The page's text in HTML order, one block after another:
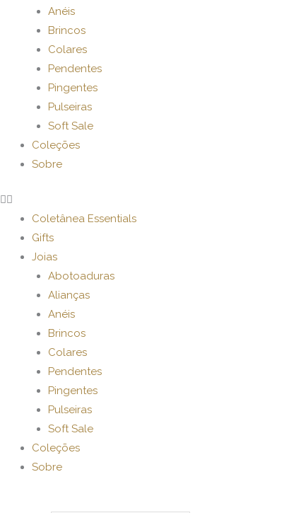
Anéis
Brincos
Colares
Pendentes
Pingentes
Pulseiras
Soft Sale
Coleções
Sobre
Coletânea Essentials
Gifts
Joias
Abotoaduras
Alianças
Anéis
Brincos
Colares
Pendentes
Pingentes
Pulseiras
Soft Sale
Coleções
Sobre